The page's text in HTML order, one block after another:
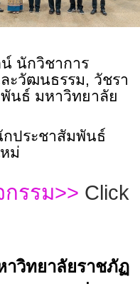
นักวิชาการ
ะวัฒนธรรม, วัชรา
นธ์ มหาวิทยาลัย
ประชาสัมพันธ์
ม่
รรม>> Click
าวิทยาลัยราชภัฏ